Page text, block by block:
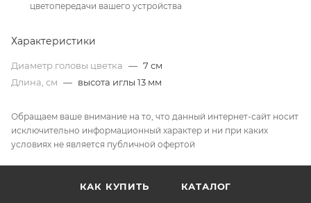
цветопередачи вашего устройства
Характеристики
Диаметр головы цветка — 7 см
Длина, см — высота иглы 13 мм
Обращаем ваше внимание на то, что данный интернет-сайт носит
исключительно информационный характер и ни при каких
условиях не является публичной офертой
КАК КУПИТЬ КАТАЛОГ